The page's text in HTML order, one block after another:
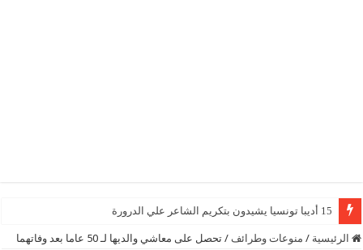
15 أديبا تونسيا يشيدون بتكريم الشاعر علي الدرورة
الرئيسية / منوعات وطرائف / تحصل على معاشي والديها لـ 50 عاما بعد وفاتهما